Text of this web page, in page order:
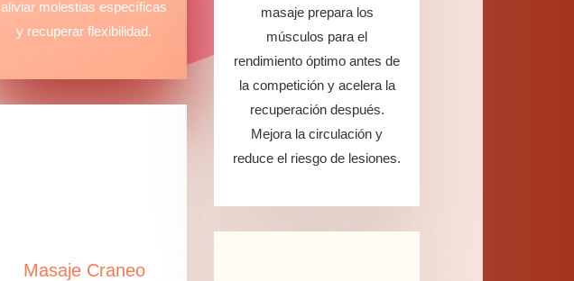
aliviar molestias específicas
y recuperar flexibilidad.
Masaje Craneo
masaje prepara los
músculos para el
rendimiento óptimo antes de
la competición y acelera la
recuperación después.
Mejora la circulación y
reduce el riesgo de lesiones.